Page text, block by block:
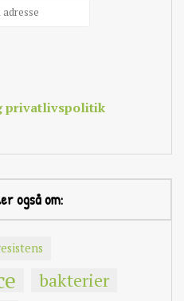
privatlivspolitik
også om:
bakterier